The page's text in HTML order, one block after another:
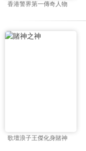
香港警界第一傳奇人物
歌壇浪子王傑化身賭神